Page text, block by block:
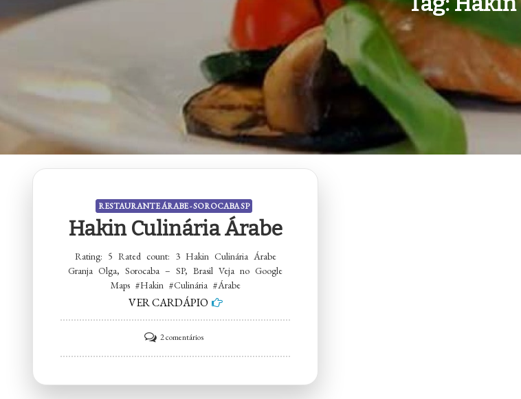
RESTAURANTE ÁRABE - SOROCABA SP
Hakin Culinária Árabe
Rating: 5 Rated count: 3 Hakin Culinária Árabe
Granja Olga, Sorocaba – SP, Brasil Veja no Google
Maps #Hakin #Culinária #Árabe
VER CARDÁPIO
2 comentáriosem
Hakin